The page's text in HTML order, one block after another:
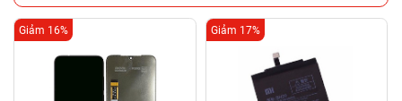
Giảm 16% Giảm 17%